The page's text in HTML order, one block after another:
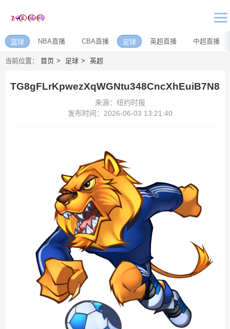
篮球 NBA直播 CBA直播 足球 英超直播 中超直播
当前位置： 首页 足球 英超
TG8gFLrKpwezXqWGNtu348CncXhEuiB7N8
来源：纽约时报
发布时间：2026-06-03 13:21:40